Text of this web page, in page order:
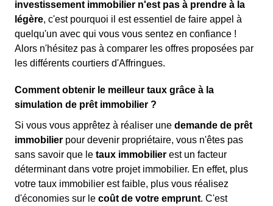
investissement immobilier n'est pas à prendre à la
légère, c'est pourquoi il est essentiel de faire appel à
quelqu'un avec qui vous vous sentez en confiance !
Alors n'hésitez pas à comparer les offres proposées par
les différents courtiers d'Affringues.
Comment obtenir le meilleur taux grâce à la
simulation de prêt immobilier ?
Si vous vous apprêtez à réaliser une demande de prêt
immobilier pour devenir propriétaire, vous n'êtes pas
sans savoir que le taux immobilier est un facteur
déterminant dans votre projet immobilier. En effet, plus
votre taux immobilier est faible, plus vous réalisez
d'économies sur le coût de votre emprunt. C'est